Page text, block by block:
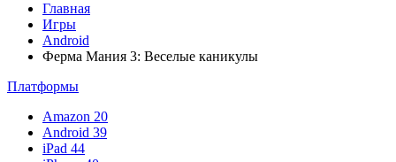
Главная
Игры
Android
Ферма Мания 3: Веселые каникулы
Платформы
Amazon 20
Android 39
iPad 44